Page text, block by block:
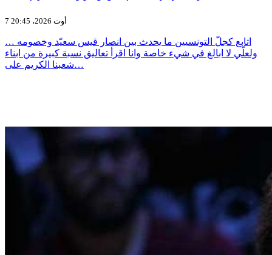
7 أوت 2026، 20:45
اتابع كجلّ التونسيين ما يحدث بين انصار قيس سعيّد وخصومه …
ولعلّي لا ابالغ في شيء خاصة وانا اقرأ تعاليق نسبة كبيرة من ابناء
شعبنا الكريم على…